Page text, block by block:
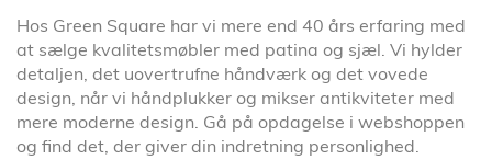
Hos Green Square har vi mere end 40 års erfaring med
at sælge kvalitetsmøbler med patina og sjæl. Vi hylder
detaljen, det uovertrufne håndværk og det vovede
design, når vi håndplukker og mikser antikviteter med
mere moderne design. Gå på opdagelse i webshoppen
og find det, der giver din indretning personlighed.